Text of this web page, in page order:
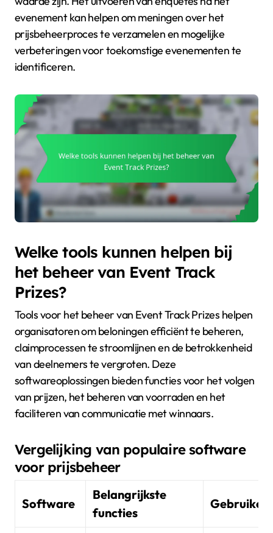
evenement kan helpen om meningen over het
prijsbeheerproces te verzamelen en mogelijke
verbeteringen voor toekomstige evenementen te
identificeren.
Welke tools kunnen helpen bij
het beheer van Event Track
Prizes?
Tools voor het beheer van Event Track Prizes helpen
organisatoren om beloningen efficiënt te beheren,
claimprocessen te stroomlijnen en de betrokkenheid
van deelnemers te vergroten. Deze
softwareoplossingen bieden functies voor het volgen
van prijzen, het beheren van voorraden en het
faciliteren van communicatie met winnaars.
Vergelijking van populaire software
voor prijsbeheer
Software
Belangrijkste
functies